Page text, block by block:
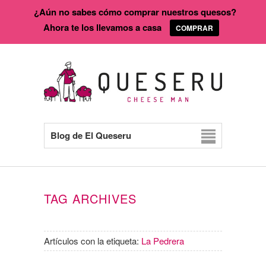
Blog de El Queseru
TAG ARCHIVES
Artículos con la etiqueta: La Pedrera
¿Aún no sabes cómo comprar nuestros quesos?
Ahora te los llevamos a casa
COMPRAR